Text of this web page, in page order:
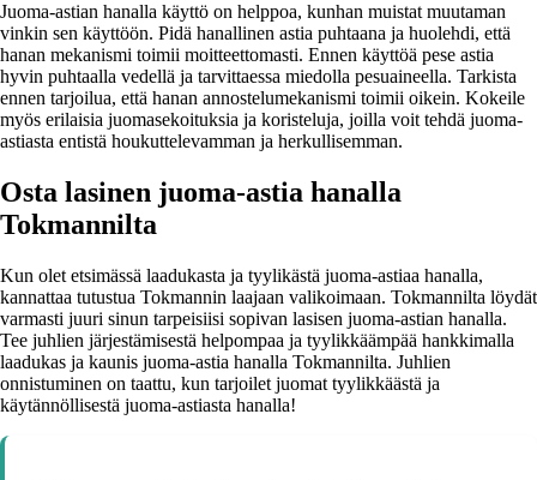
Juoma-astian hanalla käyttö on helppoa, kunhan muistat muutaman
vinkin sen käyttöön. Pidä hanallinen astia puhtaana ja huolehdi, että
hanan mekanismi toimii moitteettomasti. Ennen käyttöä pese astia
hyvin puhtaalla vedellä ja tarvittaessa miedolla pesuaineella. Tarkista
ennen tarjoilua, että hanan annostelumekanismi toimii oikein. Kokeile
myös erilaisia juomasekoituksia ja koristeluja, joilla voit tehdä juoma-
astiasta entistä houkuttelevamman ja herkullisemman.
Osta lasinen juoma-astia hanalla
Tokmannilta
Kun olet etsimässä laadukasta ja tyylikästä juoma-astiaa hanalla,
kannattaa tutustua Tokmannin laajaan valikoimaan. Tokmannilta löydät
varmasti juuri sinun tarpeisiisi sopivan lasisen juoma-astian hanalla.
Tee juhlien järjestämisestä helpompaa ja tyylikkäämpää hankkimalla
laadukas ja kaunis juoma-astia hanalla Tokmannilta. Juhlien
onnistuminen on taattu, kun tarjoilet juomat tyylikkäästä ja
käytännöllisestä juoma-astiasta hanalla!